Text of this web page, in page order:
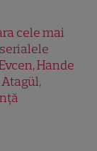
cele mai
Hande